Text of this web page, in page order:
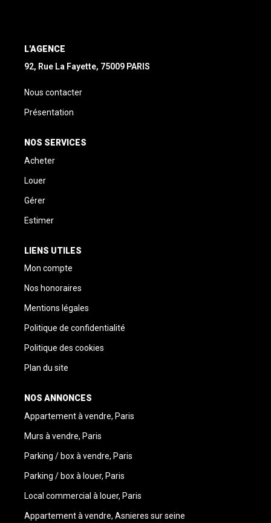
L'AGENCE
92, Rue La Fayette, 75009 PARIS
Nous contacter
Présentation
NOS SERVICES
Acheter
Louer
Gérer
Estimer
LIENS UTILES
Mon compte
Nos honoraires
Mentions légales
Politique de confidentialité
Politique des cookies
Plan du site
NOS ANNONCES
Appartement à vendre, Paris
Murs à vendre, Paris
Parking / box à vendre, Paris
Parking / box à louer, Paris
Local commercial à louer, Paris
Appartement à vendre, Asnieres sur seine